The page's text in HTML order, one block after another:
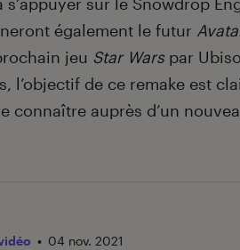
également le futur
jeu Star Warspar
l’objectif de ce remake est
connaître auprès d’un
• 04 nov. 2021